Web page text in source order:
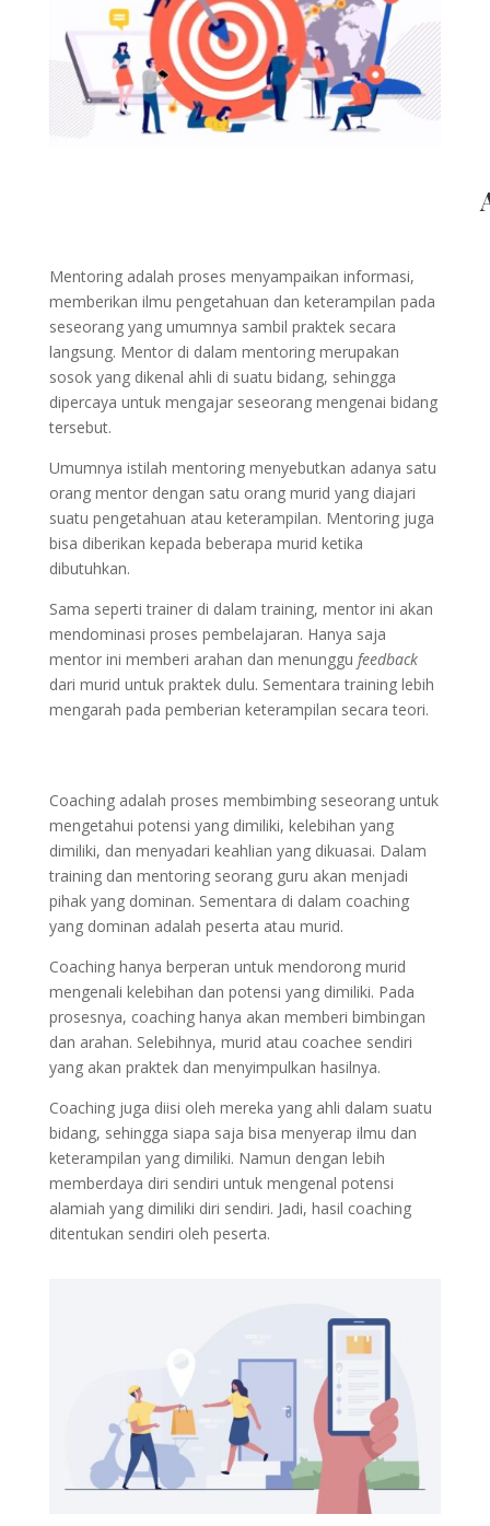
Mentoring adalah proses menyampaikan informasi,
memberikan ilmu pengetahuan dan keterampilan pada
seseorang yang umumnya sambil praktek secara
langsung. Mentor di dalam mentoring merupakan
sosok yang dikenal ahli di suatu bidang, sehingga
dipercaya untuk mengajar seseorang mengenai bidang
tersebut.
Umumnya istilah mentoring menyebutkan adanya satu
orang mentor dengan satu orang murid yang diajari
suatu pengetahuan atau keterampilan. Mentoring juga
bisa diberikan kepada beberapa murid ketika
dibutuhkan.
Sama seperti trainer di dalam training, mentor ini akan
mendominasi proses pembelajaran. Hanya saja
mentor ini memberi arahan dan menunggu feedback
dari murid untuk praktek dulu. Sementara training lebih
mengarah pada pemberian keterampilan secara teori.
Coaching adalah proses membimbing seseorang untuk
mengetahui potensi yang dimiliki, kelebihan yang
dimiliki, dan menyadari keahlian yang dikuasai. Dalam
training dan mentoring seorang guru akan menjadi
pihak yang dominan. Sementara di dalam coaching
yang dominan adalah peserta atau murid.
Coaching hanya berperan untuk mendorong murid
mengenali kelebihan dan potensi yang dimiliki. Pada
prosesnya, coaching hanya akan memberi bimbingan
dan arahan. Selebihnya, murid atau coachee sendiri
yang akan praktek dan menyimpulkan hasilnya.
Coaching juga diisi oleh mereka yang ahli dalam suatu
bidang, sehingga siapa saja bisa menyerap ilmu dan
keterampilan yang dimiliki. Namun dengan lebih
memberdaya diri sendiri untuk mengenal potensi
alamiah yang dimiliki diri sendiri. Jadi, hasil coaching
ditentukan sendiri oleh peserta.